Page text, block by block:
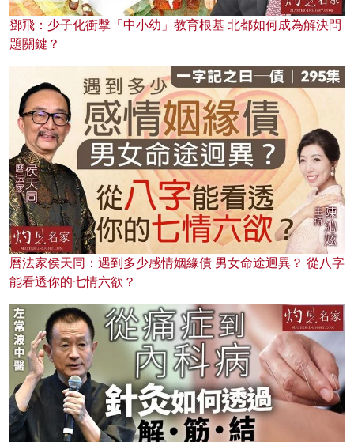
鄧飛：少子化衝擊「中小幼」教育根基 北都如何成為解決問
題關鍵？
曆法家侯天同：遇到多少感情姻緣債 男女命途迥異？ 從八字
能看透你的七情六欲？